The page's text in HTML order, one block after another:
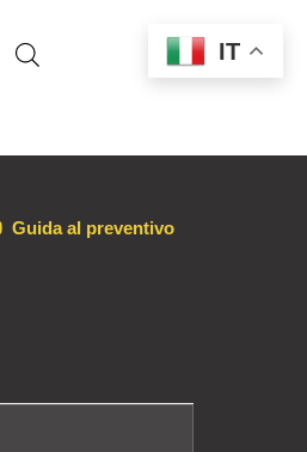
Guida al preventivo
IT